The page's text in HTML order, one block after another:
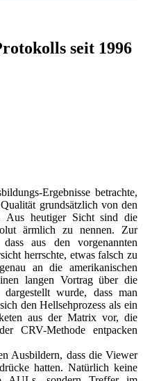
seit 1996
Ergebnisse betrachte,
grundsätzlich von den
Aus heutiger Sicht sind die
ärmlich zu nennen. Zur
aus den vorgenannten
herrschte, etwas falsch zu
an die amerikanischen
langen Vortrag über die
wurde, dass man
den Hellsehprozess als ein
aus der Matrix vor, die
CRV-Methode entpacken
Ausbildern, dass die Viewer
hatten. Natürlich keine